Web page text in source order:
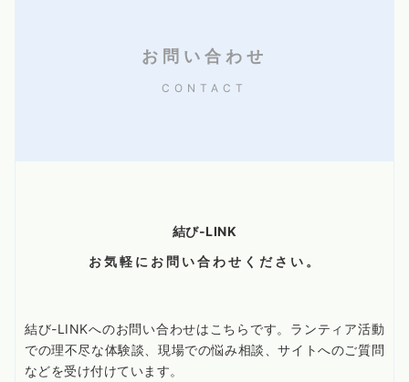
お問い合わせ
CONTACT
結び-LINK
お気軽にお問い合わせください。
結び-LINKへのお問い合わせはこちらです。ランティア活動
での理不尽な体験談、現場での悩み相談、サイトへのご質問
などを受け付けています。